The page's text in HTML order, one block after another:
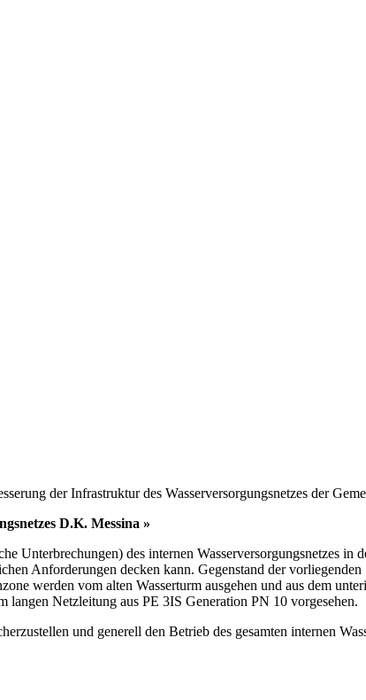
der Infrastruktur des Wasserversorgungsnetzes der
D.K. Messina »
Unterbrechungen) des internen Wasserversorgungsnetzes
Anforderungen decken kann. Gegenstand der
werden vom alten Wasserturm ausgehen und aus dem
langen Netzleitung aus PE 3IS Generation PN 10 vorgesehen.
und generell den Betrieb des gesamten internen